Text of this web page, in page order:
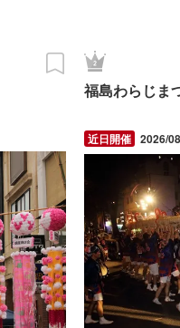
福島わらじま
2026/